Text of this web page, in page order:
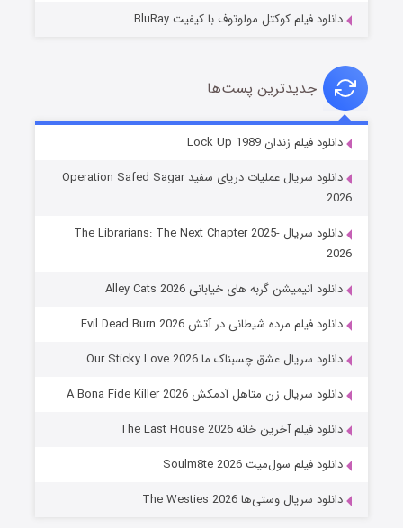
شوهر
عملیات آپارتمان
قسمت2 (زیرنویس) منتشر شد
دانلود فیلم کوکتل مولوتوف با کیفیت BluRay
جدیدترین پست‌ها
دانلود فیلم زندان Lock Up 1989
دانلود سریال عملیات دریای سفید Operation Safed Sagar
2026
دانلود سریال The Librarians: The Next Chapter 2025-
2026
دانلود انیمیشن گربه های خیابانی Alley Cats 2026
دانلود فیلم مرده شیطانی در آتش Evil Dead Burn 2026
دانلود سریال عشق چسبناک ما Our Sticky Love 2026
دانلود سریال زن متاهل آدمکش A Bona Fide Killer 2026
دانلود فیلم آخرین خانه The Last House 2026
دانلود فیلم سول‌میت Soulm8te 2026
دانلود سریال وستی‌ها The Westies 2026